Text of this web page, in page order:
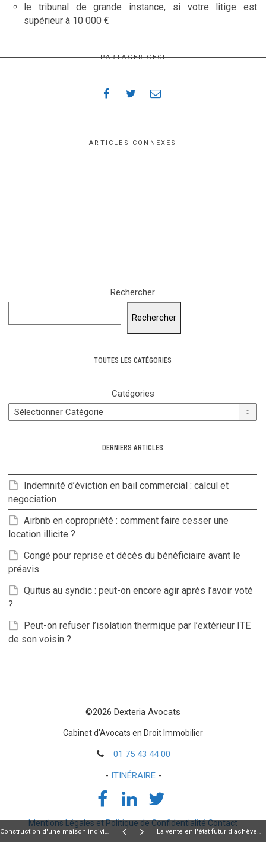
le tribunal de grande instance, si votre litige est
supérieur à 10 000 €
PARTAGER CECI
ARTICLES CONNEXES
Construction d'une maison individuelle sur son terrain - CCMI La vente en l'état futur d'achèvement (VEFA)
Rechercher
Rechercher
TOUTES LES CATÉGORIES
Catégories
DERNIERS ARTICLES
Indemnité d’éviction en bail commercial : calcul et
negociation
Airbnb en copropriété : comment faire cesser une
location illicite ?
Congé pour reprise et décès du bénéficiaire avant le
préavis
Quitus au syndic : peut-on encore agir après l’avoir voté
?
Peut-on refuser l’isolation thermique par l’extérieur ITE
de son voisin ?
©2026 Dexteria Avocats
Cabinet d'Avocats en Droit Immobilier
01 75 43 44 00
- ITINÉRAIRE-
Mentions Légales et Politique de ConfidentialitéContact